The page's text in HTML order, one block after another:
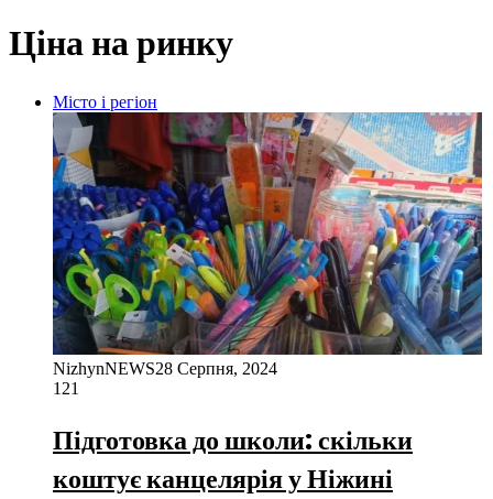
Ціна на ринку
Місто і регіон
NizhynNEWS28 Серпня, 2024
121
Підготовка до школи: скільки
коштує канцелярія у Ніжині